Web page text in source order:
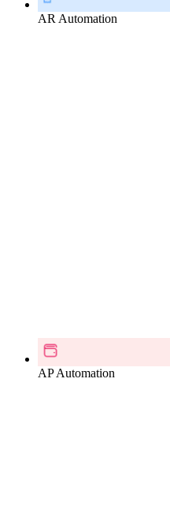
AR Automation
AP Automation